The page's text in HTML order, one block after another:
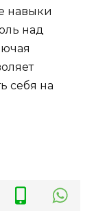
навыки
над
себя на